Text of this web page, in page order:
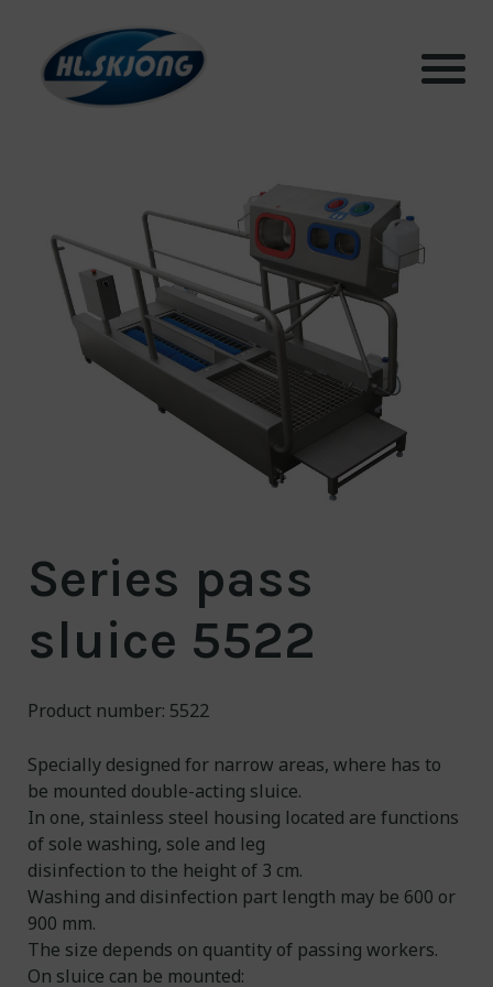
Systems
Test facilities
Sustainability
Articles
Contact
NO/ EN
cleaner world
Series pass
sluice 5522
Product number: 5522
Specially designed for narrow areas, where has to
be mounted double-acting sluice.
In one, stainless steel housing located are functions
of sole washing, sole and leg
disinfection to the height of 3 cm.
Washing and disinfection part length may be 600 or
900 mm.
The size depends on quantity of passing workers.
On sluice can be mounted: